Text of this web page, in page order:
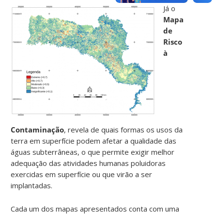
Já o
Mapa
de
Risco
à
Contaminação, revela de quais formas os usos da
terra em superfície podem afetar a qualidade das
águas subterrâneas, o que permite exigir melhor
adequação das atividades humanas poluidoras
exercidas em superfície ou que virão a ser
implantadas.
Cada um dos mapas apresentados conta com uma